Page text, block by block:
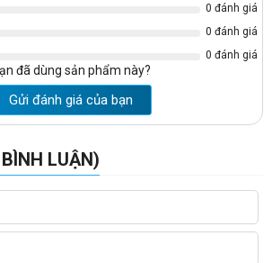
kiểu bo chuyên dụng của Đài Loan
0 đánh giá
0 đánh giá
0 đánh giá
đã dùng sản phẩm này?
Gửi đánh giá của bạn
LUẬN)